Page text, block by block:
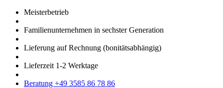
Meister­betrieb
Familien­unter­nehmen in sechster Gene­ration
Lieferung auf Rech­nung (bonitätsabhängig)
Liefer­zeit 1-2 Werk­tage
Bera­tung +49 3585 86 78 86